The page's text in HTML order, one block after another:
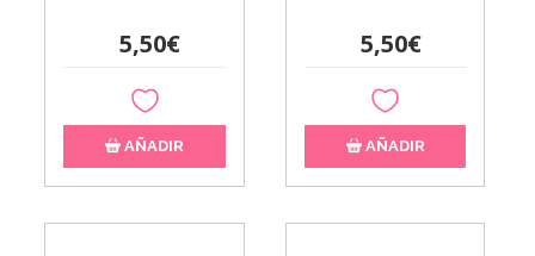
5,50€
AÑADIR
5,50€
AÑADIR